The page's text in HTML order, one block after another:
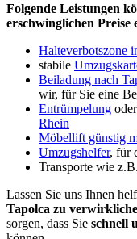
Folgende Leistungen
erschwinglichen Preise
Halteverbotszone
stabile
Beiladung nach
wir, für Sie eine
Entrümpelung oder
Rhein
Möbellift günstig
Umzugshelfer, für
Transporte wie z.B.
Lassen Sie uns Ihnen
Tapolca zu
sorgen, dass Sie schnell